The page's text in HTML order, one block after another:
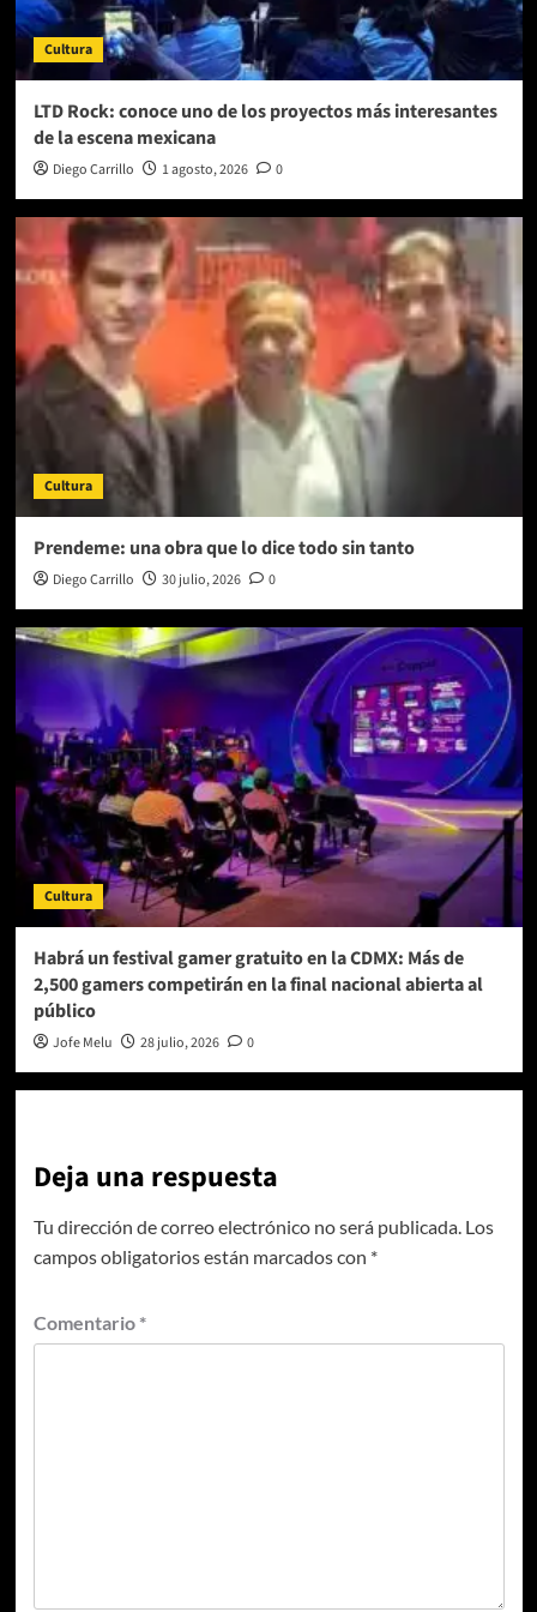
Cultura
LTD Rock: conoce uno de los proyectos más interesantes
de la escena mexicana
Diego Carrillo 1 agosto, 2026 0
Cultura
Prendeme: una obra que lo dice todo sin tanto
Diego Carrillo 30 julio, 2026 0
Cultura
Habrá un festival gamer gratuito en la CDMX: Más de
2,500 gamers competirán en la final nacional abierta al
público
Jofe Melu 28 julio, 2026 0
Deja una respuesta
Tu dirección de correo electrónico no será publicada. Los
campos obligatorios están marcados con *
Comentario *